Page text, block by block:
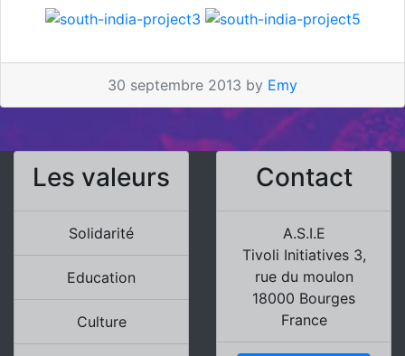
30 septembre 2013 by Emy
Les valeurs
Solidarité
Education
Culture
Contact
A.S.I.E
Tivoli Initiatives 3,
rue du moulon
18000 Bourges
France